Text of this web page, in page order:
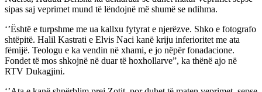
sipas saj veprimet mund të lëndojnë më shumë se ndihma.
‘’Është e turpshme me ua kallxu fytyrat e njerëzve. Shko e fotografo
shtëpitë. Halil Kastrati e Elvis Naci kanë kriju inferioritet me ata
fëmijë. Teologu e ka vendin në xhami, e jo nëpër fonadacione.
Fondet të mos shkojnë në duar të hoxhollarve”, ka thënë ajo në
RTV Dukagjini.